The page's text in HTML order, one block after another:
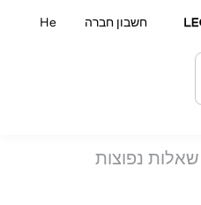
חשבון חברה He
שאלות נפוצות